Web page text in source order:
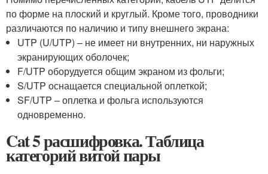
по форме на плоский и круглый. Кроме того, проводники
различаются по наличию и типу внешнего экрана:
UTP (U/UTP) – не имеет ни внутренних, ни наружных
экранирующих оболочек;
F/UTP оборудуется общим экраном из фольги;
S/UTP оснащается специальной оплеткой;
SF/UTP – оплетка и фольга используются
одновременно.
Cat 5 расшифровка. Таблица
категорий витой пары